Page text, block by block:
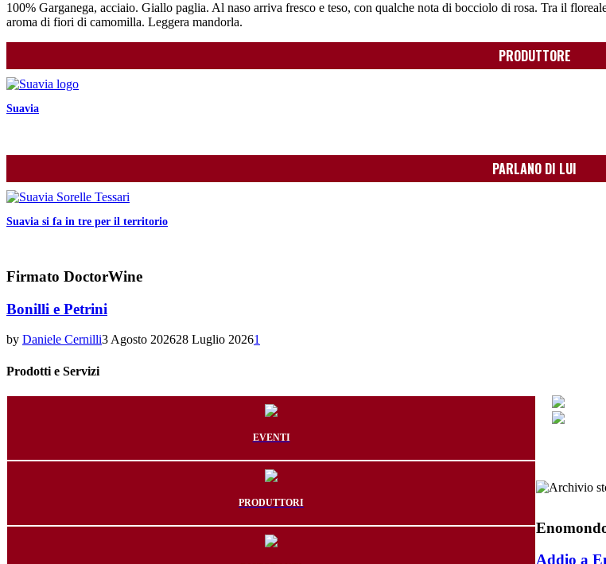
100% Garganega, acciaio. Giallo paglia. Al naso arriva fresco e teso, con qualche nota di bocciolo di rosa. Tra il
aroma di fiori di camomilla. Leggera mandorla.
PRODUTTORE
Suavia
PARLANO DI LUI
Suavia si fa in tre per il territorio
Firmato DoctorWine
Bonilli e Petrini
by Daniele Cernilli3 Agosto 202628 Luglio 20261
Prodotti e Servizi
EVENTI
PRODUTTORI
Addio a